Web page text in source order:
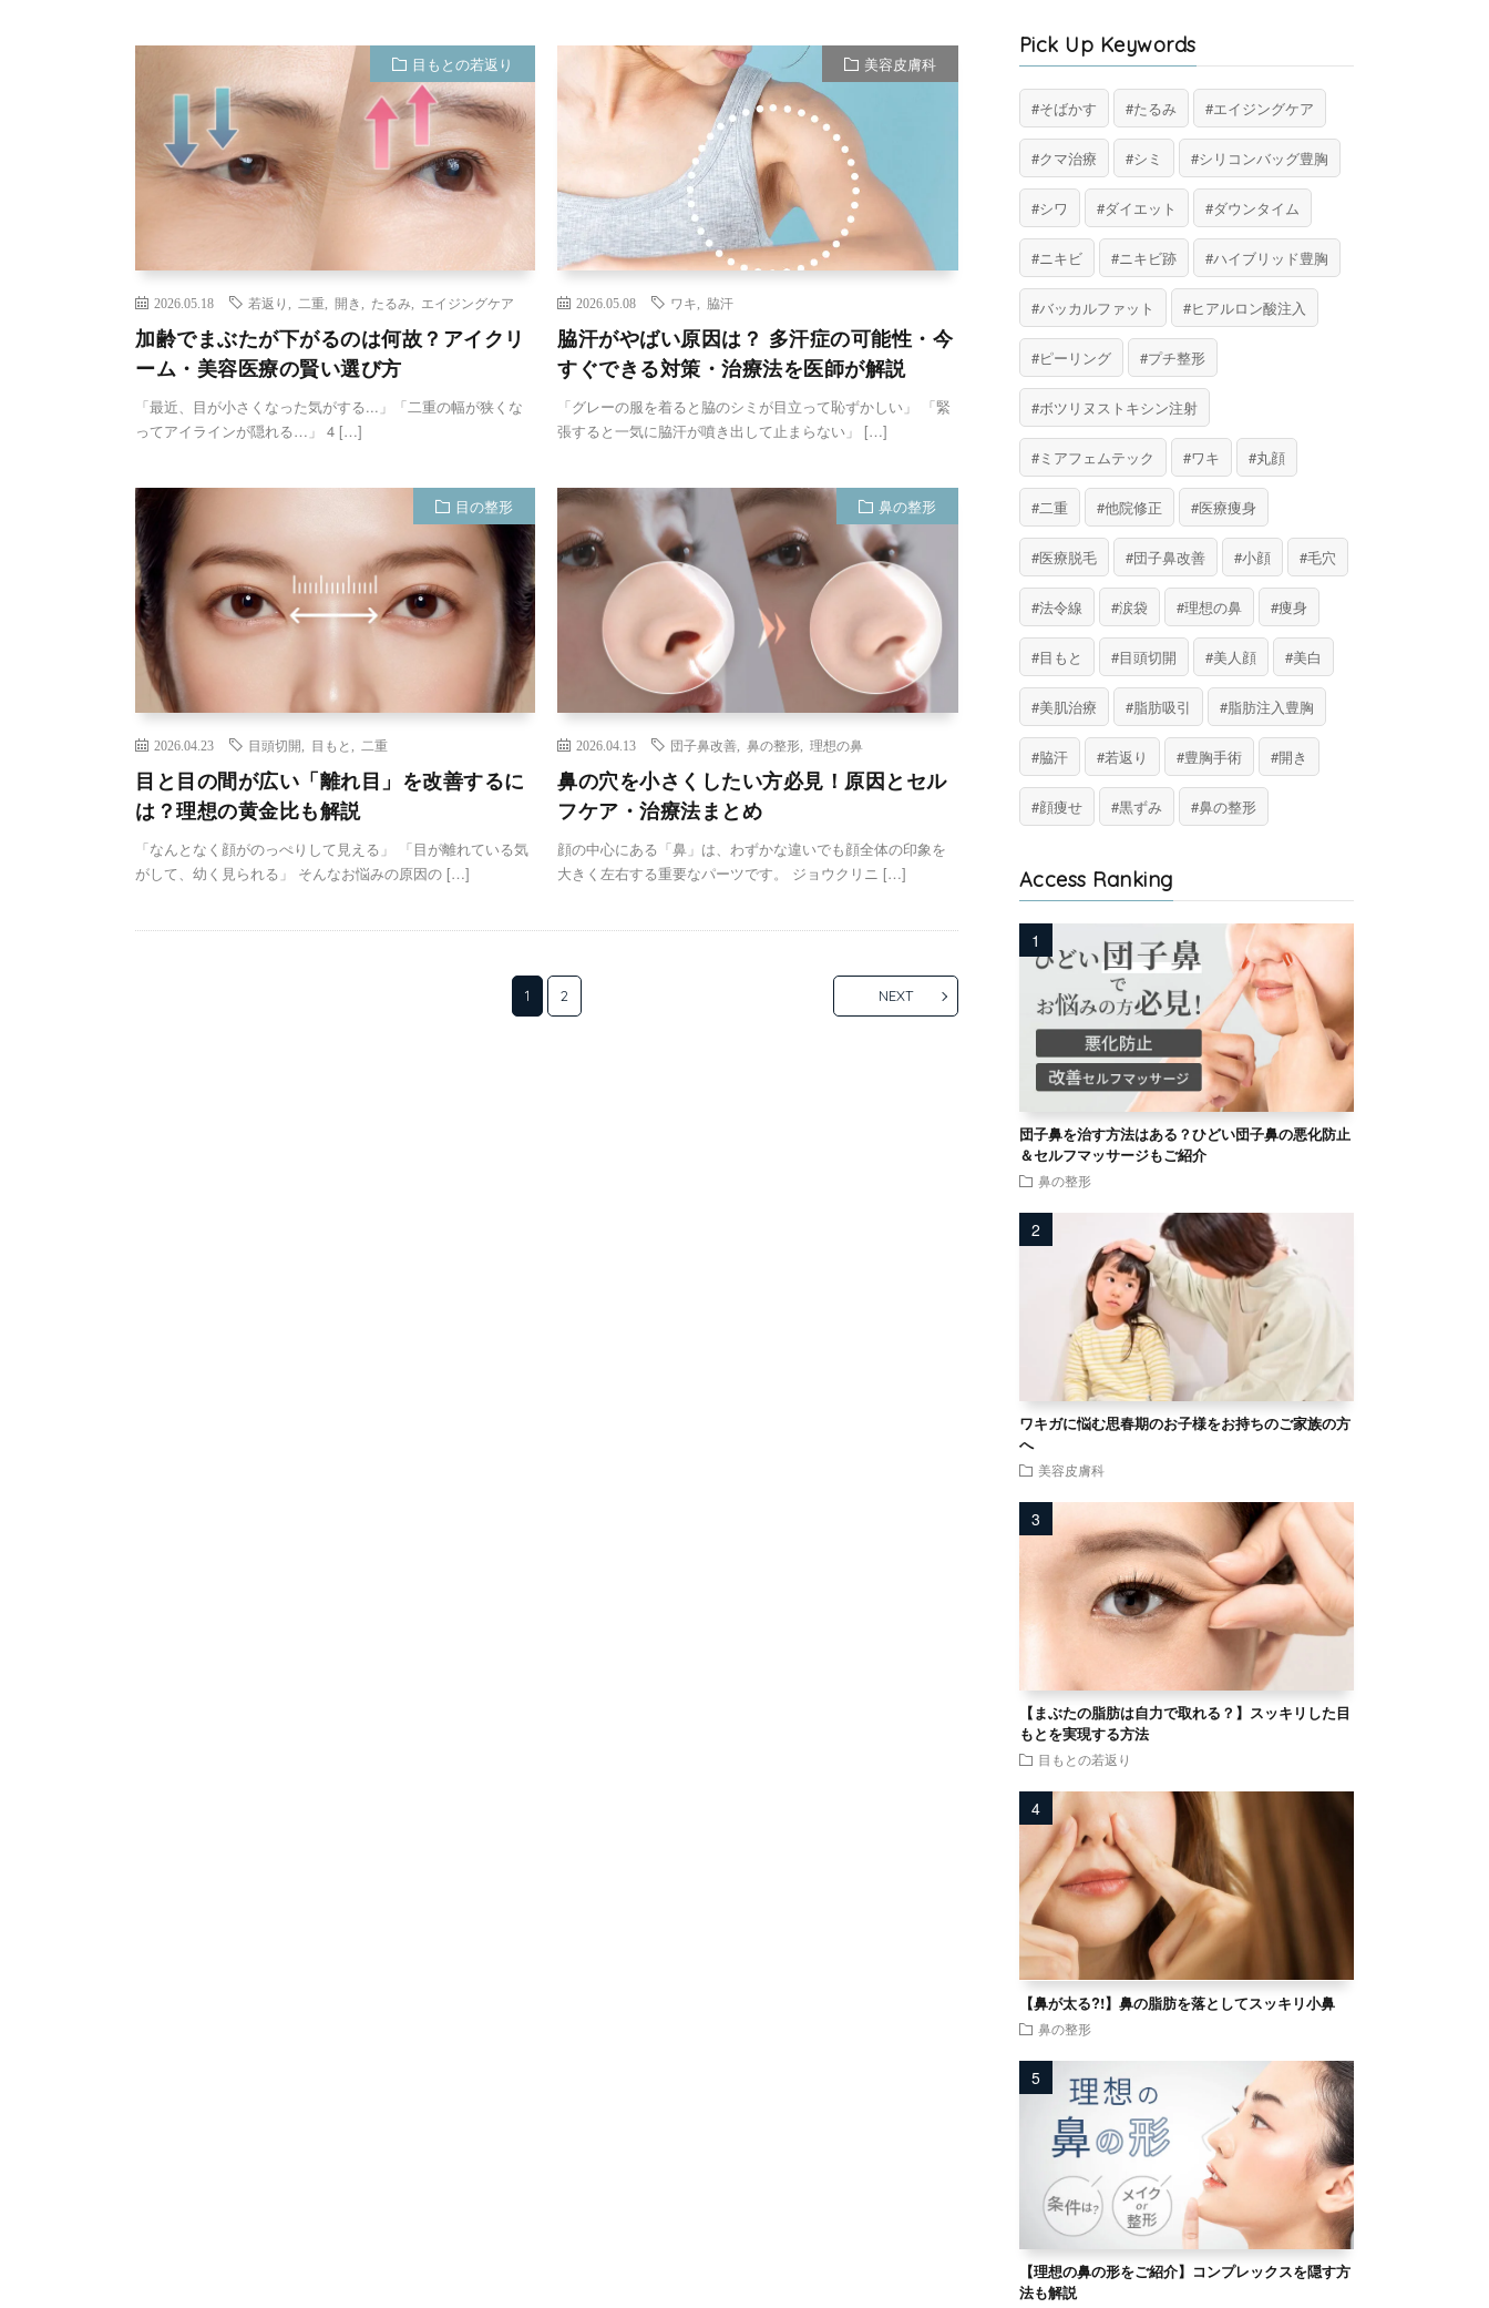
目もとの若返り
2026.05.18 若返り 二重 開き たるみ エイジングケア
加齢でまぶたが下がるのは何故？アイクリ
ーム・美容医療の賢い選び方
「最近、目が小さくなった気がする...」「二重の幅が狭くな
ってアイラインが隠れる…」 4 […]
美容皮膚科
2026.05.08 ワキ 脇汗
脇汗がやばい原因は？ 多汗症の可能性・今
すぐできる対策・治療法を医師が解説
「グレーの服を着ると脇のシミが目立って恥ずかしい」 「緊
張すると一気に脇汗が噴き出して止まらない」 […]
目の整形
2026.04.23 目頭切開 目もと 二重
目と目の間が広い「離れ目」を改善するに
は？理想の黄金比も解説
「なんとなく顔がのっぺりして見える」 「目が離れている気
がして、幼く見られる」 そんなお悩みの原因の […]
鼻の整形
2026.04.13 団子鼻改善 鼻の整形 ,理想の鼻
鼻の穴を小さくしたい方必見！原因とセル
フケア・治療法まとめ
顔の中心にある「鼻」は、わずかな違いでも顔全体の印象を
大きく左右する重要なパーツです。 ジョウクリニ […]
1 2 NEXT
Pick Up Keywords
そばかす たるみ エイジングケア
クマ治療 シミ シリコンバッグ豊胸
シワ ダイエット ダウンタイム
ニキビ ニキビ跡 ハイブリッド豊胸
バッカルファット ヒアルロン酸注入
ピーリング プチ整形
ボツリヌストキシン注射
ミアフェムテック ワキ 丸顔
二重 他院修正 医療痩身
医療脱毛 団子鼻改善 小顔 毛穴
法令線 涙袋 理想の鼻 痩身
目もと 目頭切開 美人顔 美白
美肌治療 脂肪吸引 脂肪注入豊胸
脇汗 若返り 豊胸手術 開き
顔痩せ 黒ずみ 鼻の整形
Access Ranking
団子鼻を治す方法はある？ひどい団子鼻の悪化防止
＆セルフマッサージもご紹介
鼻の整形
ワキガに悩む思春期のお子様をお持ちのご家族の方
へ
美容皮膚科
【まぶたの脂肪は自力で取れる？】スッキリした目
もとを実現する方法
目もとの若返り
【鼻が太る?!】鼻の脂肪を落としてスッキリ小鼻
鼻の整形
【理想の鼻の形をご紹介】コンプレックスを隠す方
法も解説